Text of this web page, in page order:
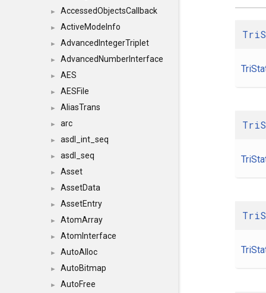
► AccessedObjectsCallback
► ActiveModeInfo
► AdvancedIntegerTriplet
► AdvancedNumberInterface
► AES
► AESFile
► AliasTrans
► arc
► asdl_int_seq
► asdl_seq
► Asset
► AssetData
► AssetEntry
► AtomArray
► AtomInterface
► AutoAlloc
► AutoBitmap
► AutoFree